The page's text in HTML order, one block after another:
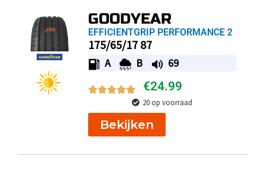
GOODYEAR
EFFICIENTGRIP PERFORMANCE 2
175/65/17 87
A B 69
€24.99
20 op voorraad
Bekijken